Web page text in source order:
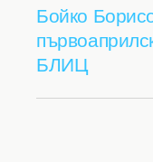
Бойко
БЛИЦ